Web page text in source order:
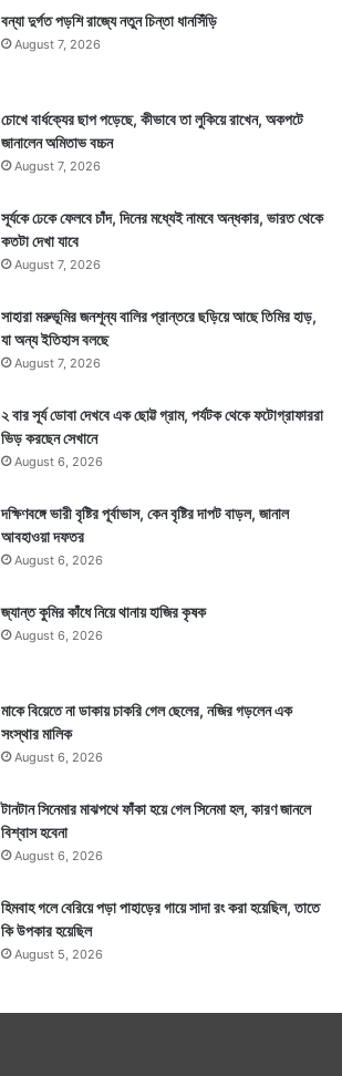
কমছে বলেও জানিয়েছে মন্ত্রক। টেস্ট
করেছে তারা। টেস্ট করা, ট্র্যাক করা
গ্রহণ করতে পরামর্শ দিয়েছে তারা। অর্থাৎ
করে চিকিৎসার বন্দোবস্ত করা।
জোর দিয়ে এই ৪ রাজ্যে করোনা অ্যাকটিভ
দিতে বলা হয়েছে মন্ত্রকের তরফে।
চালু হতে চলেছে। এই সময়ে জেলাস্তরে
দিতে পরামর্শ দেওয়া হয়েছে। তাছাড়া
কড়াকড়ি করা থেকে শুরু করে করোনা
পালনে জোর দিতে বলা হয়েছে মন্ত্রকের
সাহায্য নিয়ে লেখা
বন্যা দুর্গত পড়শি রাজ্যে নতুন চিন্তা ধানসিঁড়ি
August 7, 2026
চোখে বার্ধক্যের ছাপ পড়েছে, কীভাবে তা লুকিয়ে রাখেন, অকপটে
জানালেন অমিতাভ বচ্চন
August 7, 2026
সূর্যকে ঢেকে ফেলবে চাঁদ, দিনের মধ্যেই নামবে অন্ধকার, ভারত থেকে
কতটা দেখা যাবে
August 7, 2026
সাহারা মরুভূমির জনশূন্য বালির প্রান্তরে ছড়িয়ে আছে তিমির হাড়,
যা অন্য ইতিহাস বলছে
August 7, 2026
২ বার সূর্য ডোবা দেখবে এক ছোট্ট গ্রাম, পর্যটক থেকে ফটোগ্রাফাররা
ভিড় করছেন সেখানে
August 6, 2026
দক্ষিণবঙ্গে ভারী বৃষ্টির পূর্বাভাস, কেন বৃষ্টির দাপট বাড়ল, জানাল
আবহাওয়া দফতর
August 6, 2026
জ্যান্ত কুমির কাঁধে নিয়ে থানায় হাজির কৃষক
August 6, 2026
মাকে বিয়েতে না ডাকায় চাকরি গেল ছেলের, নজির গড়লেন এক
সংস্থার মালিক
August 6, 2026
টানটান সিনেমার মাঝপথে ফাঁকা হয়ে গেল সিনেমা হল, কারণ জানলে
বিশ্বাস হবেনা
August 6, 2026
হিমবাহ গলে বেরিয়ে পড়া পাহাড়ের গায়ে সাদা রং করা হয়েছিল, তাতে
কি উপকার হয়েছিল
August 5, 2026